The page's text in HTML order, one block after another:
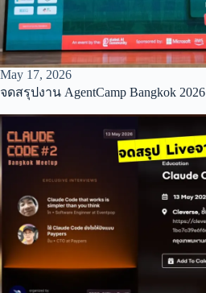
May 17, 2026
จดสรุปงาน AgentCamp Bangkok 2026